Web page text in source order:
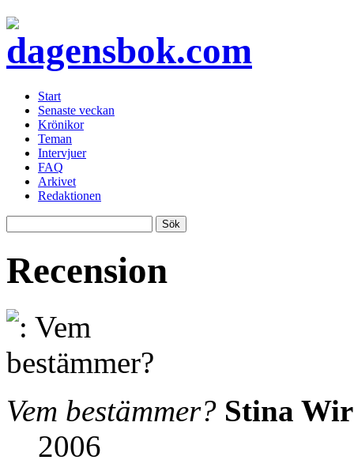
Start
Senaste veckan
Krönikor
Teman
Intervjuer
FAQ
Arkivet
Redaktionen
Recension
Vem bestämmer? Stina
2006